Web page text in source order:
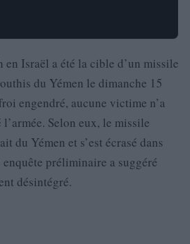
en Israël a été la cible d’un missile
du Yémen le dimanche 15
engendré, aucune victime n’a
Selon eux, le missile
du Yémen et s’est écrasé dans
enquête préliminaire a suggéré
désintégré.